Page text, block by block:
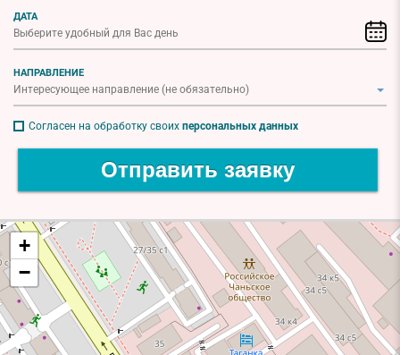
ДАТА
НАПРАВЛЕНИЕ
Согласен на обработку своих персональных данных
Отправить заявку
+
−